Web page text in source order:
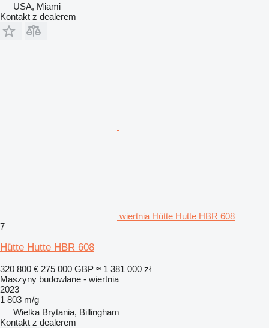
USA, Miami
Kontakt z dealerem
wiertnia Hütte Hutte HBR 608
7
Hütte Hutte HBR 608
320 800 € 275 000 GBP ≈ 1 381 000 zł
Maszyny budowlane - wiertnia
2023
1 803 m/g
Wielka Brytania, Billingham
Kontakt z dealerem